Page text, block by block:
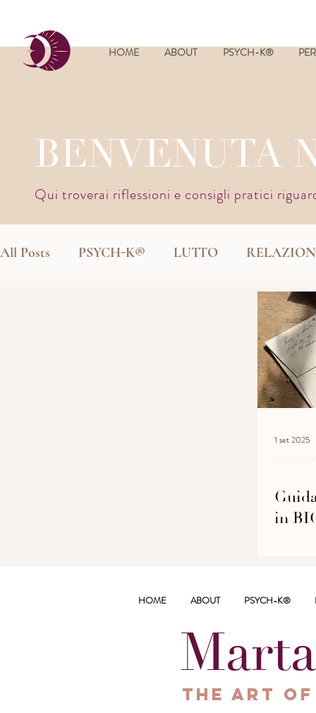
HOME ABOUT PSYCH-K®
BENVENUTA
Qui troverai riflessioni e consigli pratici
All Posts PSYCH-K® LUTTO
1 set 2025
in
The Art
HOME ABOUT PSYCH-K®